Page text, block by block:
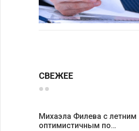
СВЕЖЕЕ
Михаэла Филева с летним
оптимистичным по…